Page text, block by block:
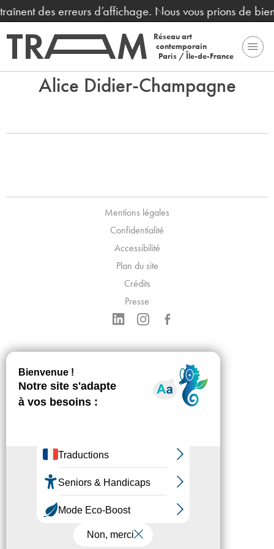
des erreurs d’affichage. Nous vous prions de
Réseau art
contemporain
Paris / Île-de-France
Alice Didier-Champagne
Mentions légales
Confidentialité
Accessibilité
Plan du site
Crédits
Presse